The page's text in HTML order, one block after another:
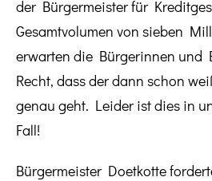
der Bürgermeister für
Gesamtvolumen von sieben
erwarten die Bürgerinnen und
Recht, dass der dann schon
genau geht. Leider ist dies in
Fall!
Bürgermeister Doetkotte